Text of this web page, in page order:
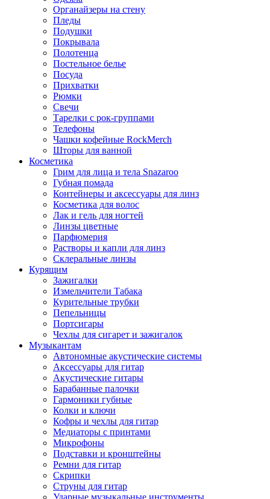
Органайзеры на стену
Пледы
Подушки
Покрывала
Полотенца
Постельное белье
Посуда
Прихватки
Рюмки
Свечи
Тарелки с рок-группами
Телефоны
Чашки кофейные RockMerch
Шторы для ванной
Косметика
Грим для лица и тела Snazaroo
Губная помада
Контейнеры и аксессуары для линз
Косметика для волос
Лак и гель для ногтей
Линзы цветные
Парфюмерия
Растворы и капли для линз
Склеральные линзы
Курящим
Зажигалки
Измельчители Табака
Курительные трубки
Пепельницы
Портсигары
Чехлы для сигарет и зажигалок
Музыкантам
Автономные акустические системы
Аксессуары для гитар
Акустические гитары
Барабанные палочки
Гармоники губные
Колки и ключи
Кофры и чехлы для гитар
Медиаторы с принтами
Микрофоны
Подставки и кронштейны
Ремни для гитар
Скрипки
Струны для гитар
Ударные музыкальные инструменты